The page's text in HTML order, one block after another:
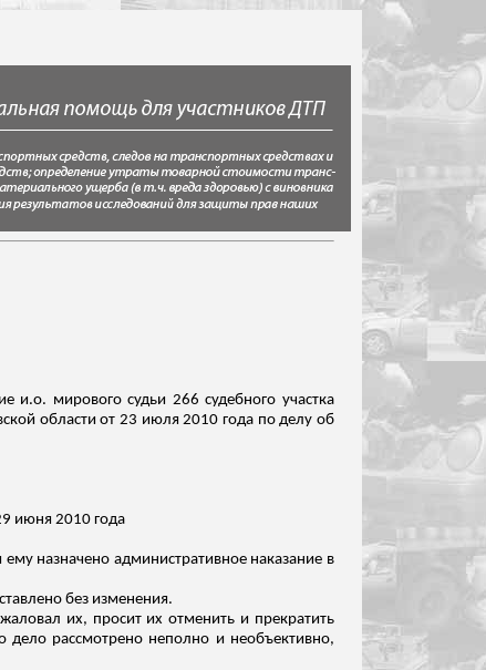
и.о. мирового судьи 266 судебного участка
области от 23 июля 2010 года по делу об
июня 2010 года
назначено административное наказание в
без изменения.
их, просит их отменить и прекратить
дело рассмотрено неполно и необъективно,